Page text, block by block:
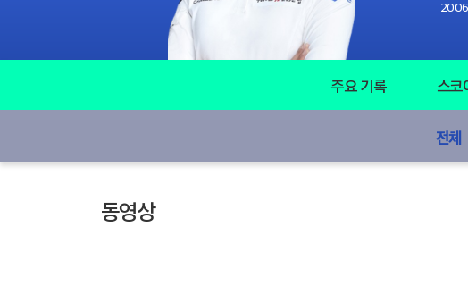
2006
주요 기록 스코
전체
동영상